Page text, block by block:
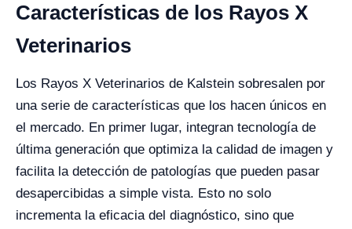
Características de los Rayos X
Veterinarios
Los Rayos X Veterinarios de Kalstein sobresalen por
una serie de características que los hacen únicos en
el mercado. En primer lugar, integran tecnología de
última generación que optimiza la calidad de imagen y
facilita la detección de patologías que pueden pasar
desapercibidas a simple vista. Esto no solo
incrementa la eficacia del diagnóstico, sino que